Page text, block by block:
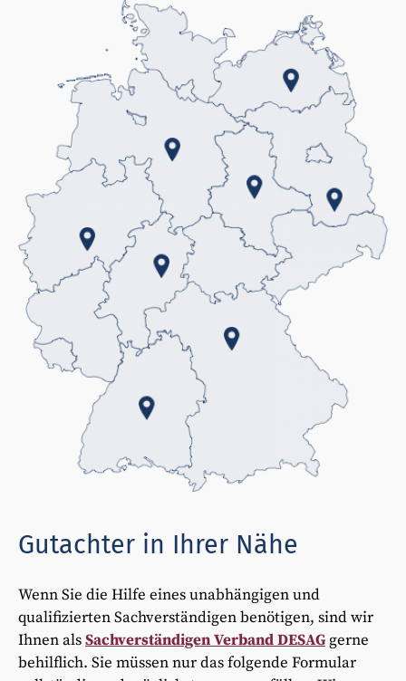
Gutachter in Ihrer Nähe
Wenn Sie die Hilfe eines unabhängigen und
qualifizierten Sachverständigen benötigen, sind wir
Ihnen alsSachverständigen VerbandDESAG gerne
behilflich. Sie müssen nur das folgende Formular